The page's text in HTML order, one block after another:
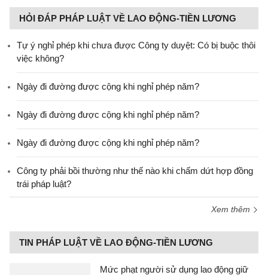
HỎI ĐÁP PHÁP LUẬT VỀ LAO ĐỘNG-TIỀN LƯƠNG
Tự ý nghỉ phép khi chưa được Công ty duyệt: Có bị buộc thôi
việc không?
Ngày đi đường được cộng khi nghỉ phép năm?
Ngày đi đường được cộng khi nghỉ phép năm?
Ngày đi đường được cộng khi nghỉ phép năm?
Công ty phải bồi thường như thế nào khi chấm dứt hợp đồng
trái pháp luật?
Xem thêm
TIN PHÁP LUẬT VỀ LAO ĐỘNG-TIỀN LƯƠNG
Mức phạt người sử dụng lao động giữ